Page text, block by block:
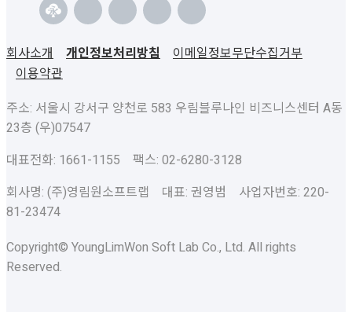
회사소개 개인정보처리방침
이메일정보무단수집거부
이용약관
주소: 서울시 강서구 양천로 583 우림블루나인 비즈니스센터 A동
23층 (우)07547
대표전화: 1661-1155 팩스: 02-6280-3128
회사명: (주)영림원소프트랩 대표: 권영범 사업자번호: 220-
81-23474
Copyright© YoungLimWon Soft Lab Co., Ltd. All rights
Reserved.